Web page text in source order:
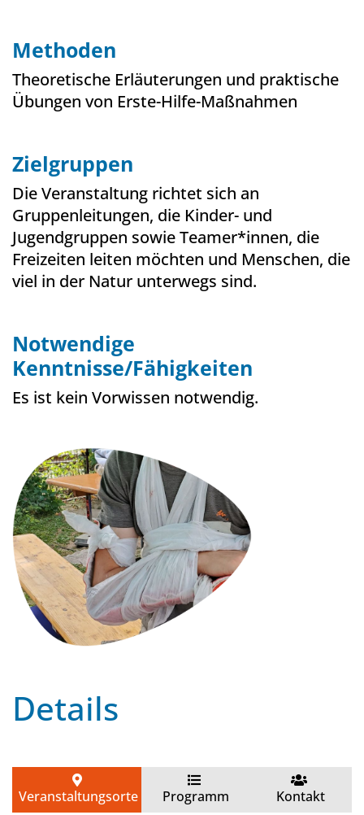
Methoden
Theoretische Erläuterungen und praktische
Übungen von Erste-Hilfe-Maßnahmen
Zielgruppen
Die Veranstaltung richtet sich an
Gruppenleitungen, die Kinder- und
Jugendgruppen sowie Teamer*innen, die
Freizeiten leiten möchten und Menschen, die
viel in der Natur unterwegs sind.
Notwendige
Kenntnisse/Fähigkeiten
Es ist kein Vorwissen notwendig.
Details
Veranstaltungsorte Programm Kontakt